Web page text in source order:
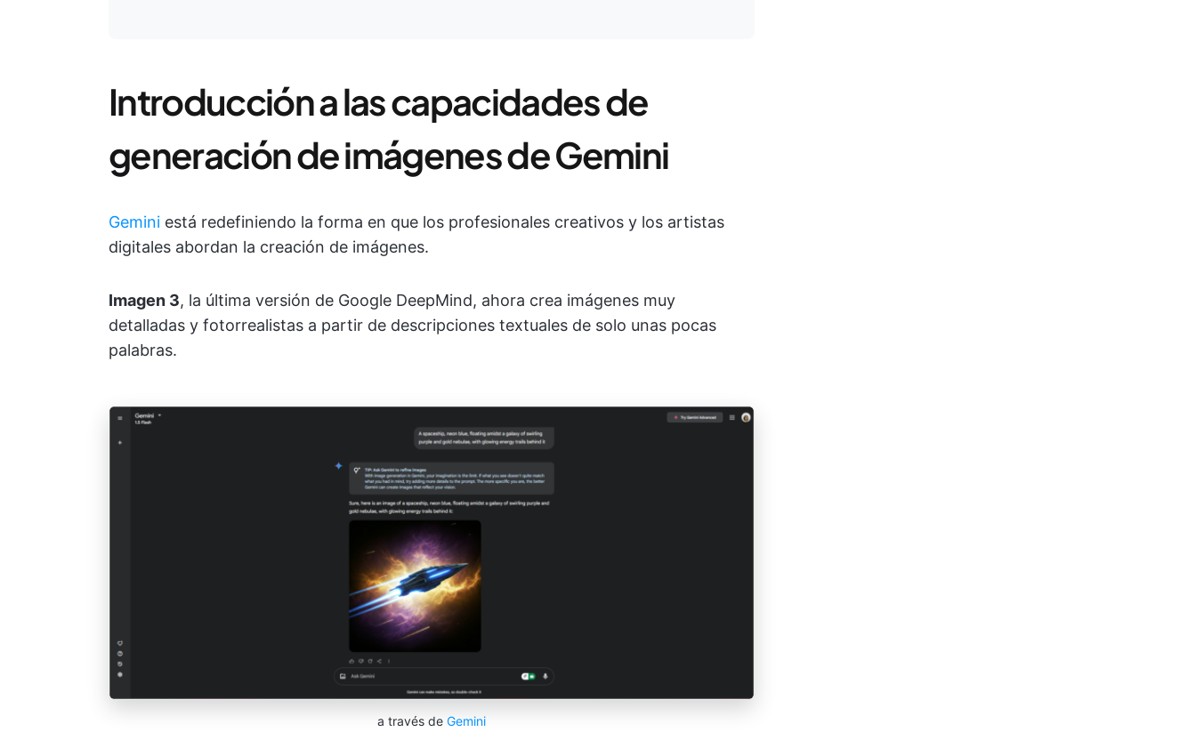
Introducción a las capacidades de
generación de imágenes de Gemini
Gemini está redefiniendo la forma en que los profesionales creativos y los artistas
digitales abordan la creación de imágenes.
Imagen 3, la última versión de Google DeepMind, ahora crea imágenes muy
detalladas y fotorrealistas a partir de descripciones textuales de solo unas pocas
palabras.
a través de Gemini